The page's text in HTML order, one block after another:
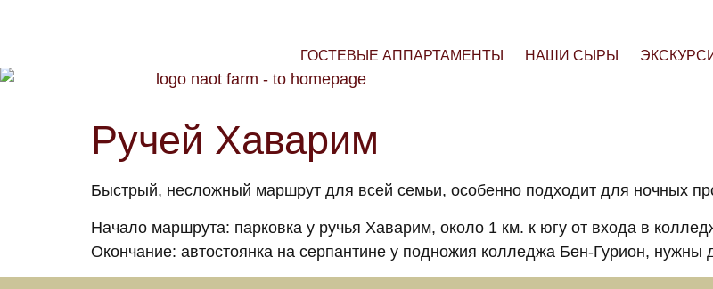
ГОСТЕВЫЕ АППАРТАМЕНТЫ НАШИ СЫРЫ
Ручей Хаварим
Быстрый, несложный маршрут для всей семьи, особенно подходит для ночных
Начало маршрута: парковка у ручья Хаварим, около 1 км. к югу от входа в
Окончание: автостоянка на серпантине у подножия колледжа Бен-Гурион,